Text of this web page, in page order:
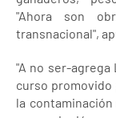
"Ahora son
transnacional",
"A no ser-
curso promovido
la